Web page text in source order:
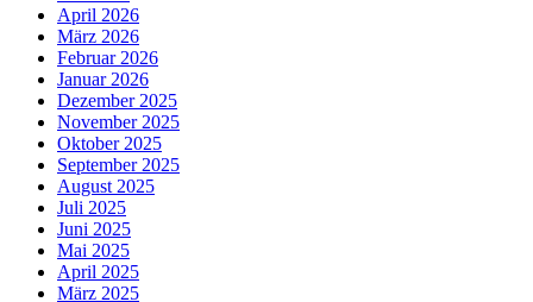
April 2026
März 2026
Februar 2026
Januar 2026
Dezember 2025
November 2025
Oktober 2025
September 2025
August 2025
Juli 2025
Juni 2025
Mai 2025
April 2025
März 2025